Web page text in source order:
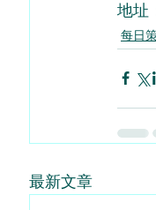
地址
每日
最新文章